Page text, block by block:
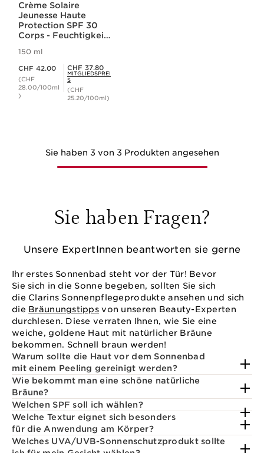
Crème Solaire
Jeunesse Haute
Protection SPF 30
Corps - Feuchtigkeit
Sonnenschutz-Creme
für den Körper SPF
30
150 ml
CHF 42.00
(CHF
28.00/100ml
)
Mitgliederpreis CHF 37.80
CHF 37.80
MITGLIEDSPREI
S
(CHF
25.20/100ml)
Sie haben 3 von 3 Produkten angesehen
Sie haben Fragen?
Unsere ExpertInnen beantworten sie gerne
Ihr erstes Sonnenbad steht vor der Tür! Bevor
Sie sich in die Sonne begeben, sollten Sie sich
die Clarins Sonnenpflegeprodukte ansehen und sich
die Bräunungstipps von unseren Beauty-Experten
durchlesen. Diese verraten Ihnen, wie Sie eine
weiche, goldene Haut mit natürlicher Bräune
bekommen. Schnell braun werden!
Warum sollte die Haut vor dem Sonnenbad
mit einem Peeling gereinigt werden?
Wie bekommt man eine schöne natürliche
Bräune?
Welchen SPF soll ich wählen?
Welche Textur eignet sich besonders
für die Anwendung am Körper?
Welches UVA/UVB-Sonnenschutzprodukt sollte